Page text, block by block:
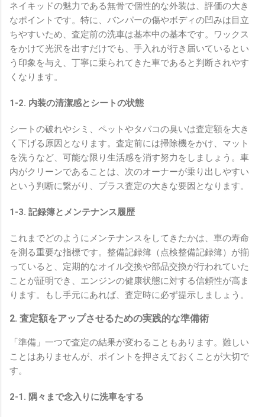
ネイキッドの魅力である無骨で個性的な外装は、評価の大き
なポイントです。特に、バンパーの傷やボディの凹みは目立
ちやすいため、査定前の洗車は基本中の基本です。ワックス
をかけて光沢を出すだけでも、手入れが行き届いているとい
う印象を与え、丁寧に乗られてきた車であると判断されやす
くなります。
1-2. 内装の清潔感とシートの状態
シートの破れやシミ、ペットやタバコの臭いは査定額を大き
く下げる原因となります。査定前には掃除機をかけ、マット
を洗うなど、可能な限り生活感を消す努力をしましょう。車
内がクリーンであることは、次のオーナーが乗り出しやすい
という判断に繋がり、プラス査定の大きな要因となります。
1-3. 記録簿とメンテナンス履歴
これまでどのようにメンテナンスをしてきたかは、車の寿命
を測る重要な指標です。整備記録簿（点検整備記録簿）が揃
っていると、定期的なオイル交換や部品交換が行われていた
ことが証明でき、エンジンの健康状態に対する信頼性が高ま
ります。もし手元にあれば、査定時に必ず提示しましょう。
2. 査定額をアップさせるための実践的な準備術
「準備」一つで査定の結果が変わることもあります。難しい
ことはありませんが、ポイントを押さえておくことが大切で
す。
2-1. 隅々まで念入りに洗車をする